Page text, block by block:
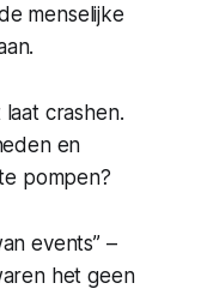
menselijke
crashen.
en
pompen?
events” –
het geen